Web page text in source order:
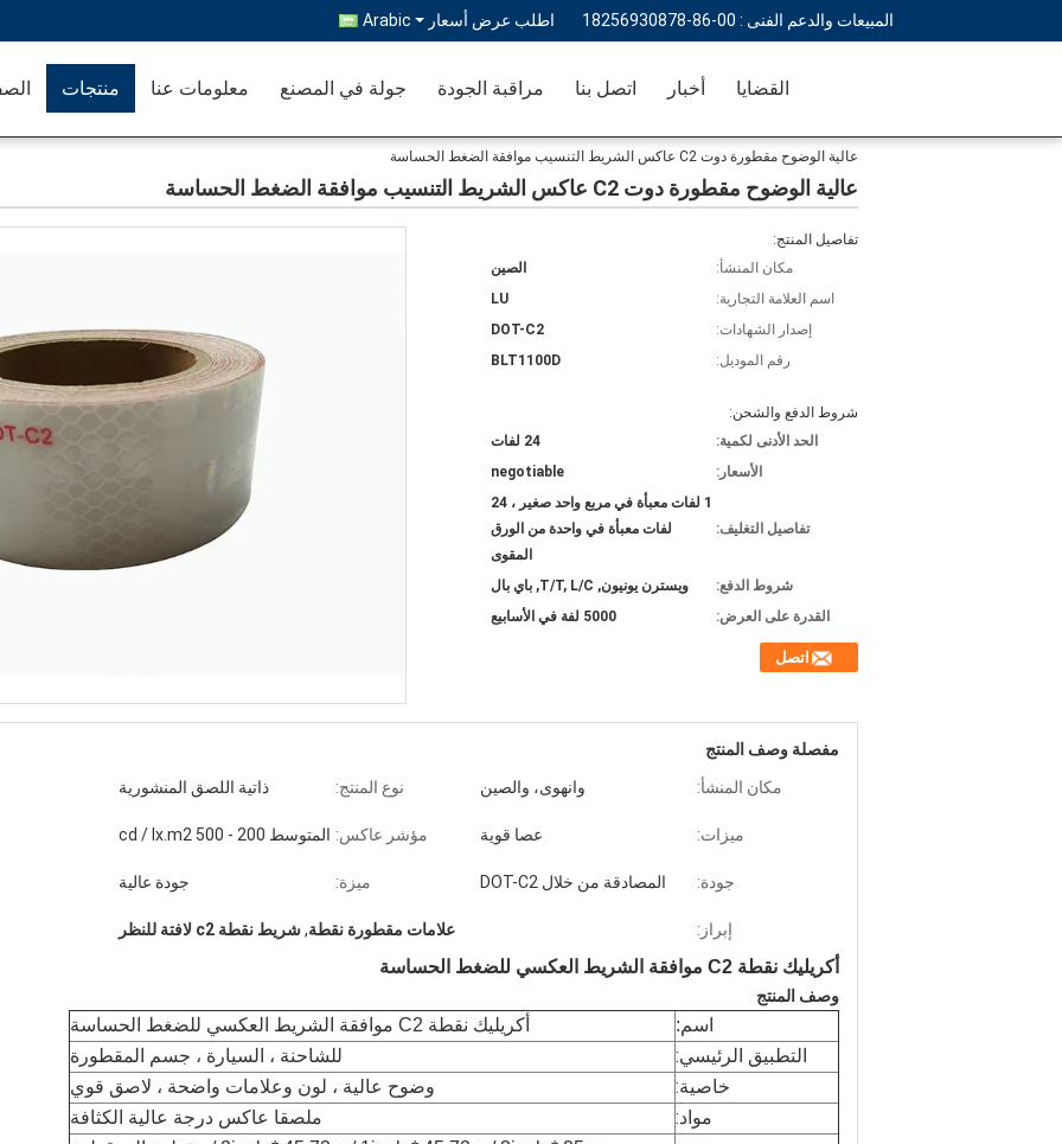
المبيعات والدعم الفنى : 00-86-18256930878 اطلب عرض أسعار Arabic
منتجات معلومات عنا جولة في المصنع مراقبة الجودة اتصل بنا أخبار القضايا
عالية الوضوح مقطورة دوت C2 عاكس الشريط التنسيب موافقة الضغط الحساسة
عالية الوضوح مقطورة دوت C2 عاكس الشريط التنسيب موافقة الضغط الحساسة
تفاصيل المنتج:
مكان المنشأ:
الصين
اسم العلامة التجارية:
LU
إصدار الشهادات:
DOT-C2
رقم الموديل:
BLT1100D
شروط الدفع والشحن:
الحد الأدنى لكمية:
24 لفات
الأسعار:
negotiable
تفاصيل التغليف:
1 لفات معبأة في مربع واحد صغير ، 24
لفات معبأة في واحدة من الورق
المقوى
شروط الدفع:
ويسترن يونيون, T/T, L/C, باي بال
القدرة على العرض:
5000 لفة في الأسابيع
اتصل
مفصلة وصف المنتج
مكان المنشأ:
وانهوى، والصين نوع المنتج: ذاتية اللصق المنشورية
ميزات: عصا قوية مؤشر عاكس: المتوسط ​​200 - 500 cd / lx.m2
جودة: المصادقة من خلال DOT-C2 ميزة: جودة عالية
إبراز: علامات مقطورة نقطة,شريط نقطة c2 لافتة للنظر
أكريليك نقطة C2 موافقة الشريط العكسي للضغط الحساسة
وصف المنتج
اسم: أكريليك نقطة C2 موافقة الشريط العكسي للضغط الحساسة
التطبيق الرئيسي: للشاحنة ، السيارة ، جسم المقطورة
خاصية:
وضوح عالية ، لون وعلامات واضحة ، لاصق قوي
مواد:
ملصقا عاكس درجة عالية الكثافة